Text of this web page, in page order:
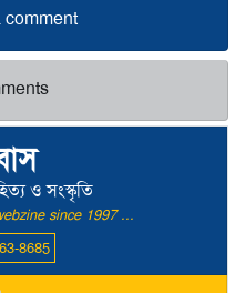
ও সংস্কৃতি
since 1997 ...
8685
comment